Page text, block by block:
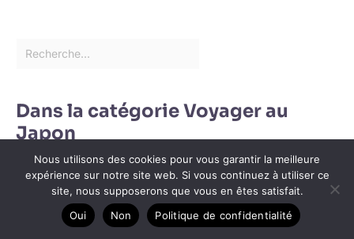
Dans la catégorie Voyager au
Japon
Nous utilisons des cookies pour vous garantir la meilleure
expérience sur notre site web. Si vous continuez à utiliser ce
site, nous supposerons que vous en êtes satisfait.
Oui
Non Politique de confidentialité